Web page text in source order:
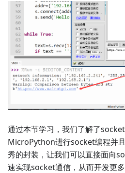
通过本节学习，我们了解了
MicroPython进行socket编程并
秀的封装，让我们可以直接面向
速实现socket通信，从而开发更